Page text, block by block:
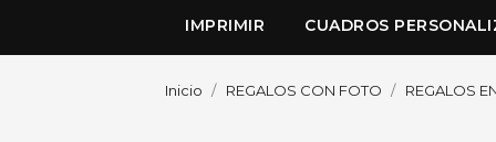
IMPRIMIR CUADROS
Inicio REGALOS CON FOTO REGALOS